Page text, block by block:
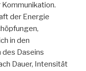
der Energie
in den
des Daseins
Dauer, Intensität